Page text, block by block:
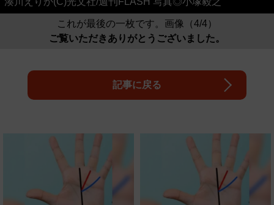
これが最後の一枚です。画像（4/4）
ご覧いただきありがとうございました。
記事に戻る